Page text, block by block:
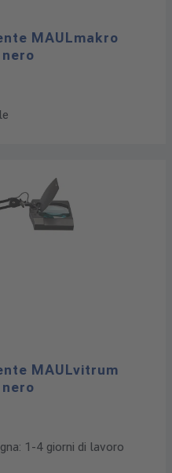
MAULmakro
MAULvitrum
1-4 giorni di lavoro